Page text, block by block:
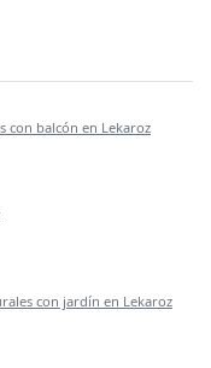
con balcón en Lekaroz
con jardín en Lekaroz